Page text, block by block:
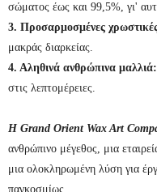
σώματος έως και 99,5%, γι'
3. Προσαρμοσμένες
μακράς διαρκείας.
4. Αληθινά ανθρώπινα μαλλιά:
στις λεπτομέρειες.
Η Grand Orient Wax Art
ανθρώπινο μέγεθος, μια
μια ολοκληρωμένη λύση για
παγκοσμίως.